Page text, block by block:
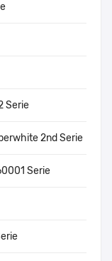
Serie
2nd Serie
Serie